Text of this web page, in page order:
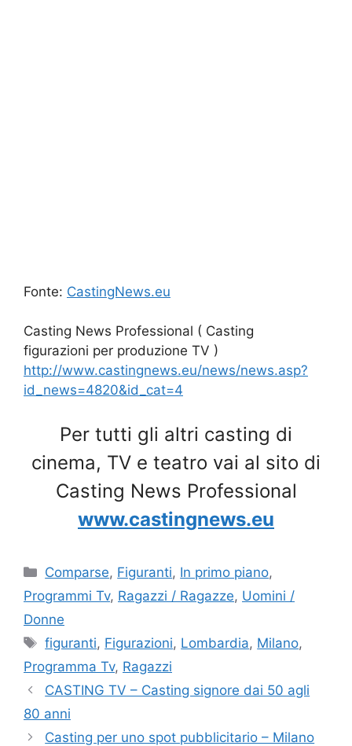
Fonte: CastingNews.eu
Casting News Professional ( Casting
figurazioni per produzione TV )
http://www.castingnews.eu/news/news.asp?
id_news=4820&id_cat=4
Per tutti gli altri casting di
cinema, TV e teatro vai al sito di
Casting News Professional
www.castingnews.eu
Categorie
Comparse, Figuranti, In primo piano,
Programmi Tv, Ragazzi / Ragazze, Uomini /
Donne
Tag
figuranti, Figurazioni, Lombardia, Milano,
Programma Tv, Ragazzi
CASTING TV – Casting signore dai 50 agli
80 anni
Casting per uno spot pubblicitario – Milano